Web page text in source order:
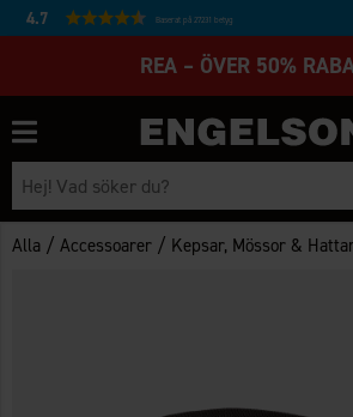
4.7 Baserat på 27231 betyg
REA – ÖVER 50%
Alla /Accessoarer / Kepsar, Mössor &